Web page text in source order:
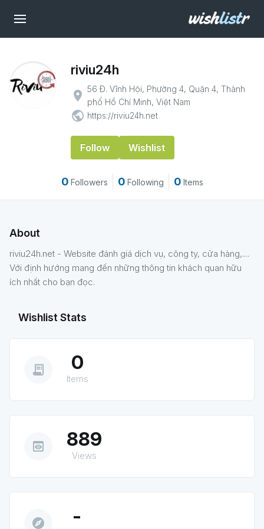
riviu24h
place 56 Đ. Vĩnh Hội, Phường 4, Quận 4, Thành
phố Hồ Chí Minh, Việt Nam
public https://riviu24h.net
Follow Wishlist
0 Followers 0 Following 0 Items
About
riviu24h.net - Website đánh giá dịch vụ, công ty, cửa hàng,....
Với định hướng mang đến những thông tin khách quan hữu
ích nhất cho bạn đọc.
Wishlist Stats
receipt_long 0
Items
preview 889
Views
explore -